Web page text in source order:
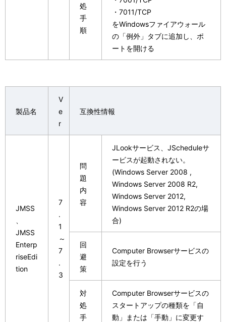
処
手
順
・7011/TCP
をWindowsファイアウォール
の「例外」タブに追加し、ポ
ートを開ける
製品名
V
e
r
互換性情報
JMSS
JMSS
Enterp
riseEdi
tion
7
.
1
～
7
.
3
問
題
内
容
JLookサービス、JScheduleサ
ービスが起動されない。
(Windows Server 2008 ,
Windows Server 2008 R2,
Windows Server 2012,
Windows Server 2012 R2の場
合)
回
避
策
Computer Browserサービスの
設定を行う
対
処
手
Computer Browserサービスの
スタートアップの種類を「自
動」または「手動」に変更す